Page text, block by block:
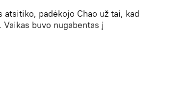
padėkojo Chao už tai, kad
buvo nugabentas į